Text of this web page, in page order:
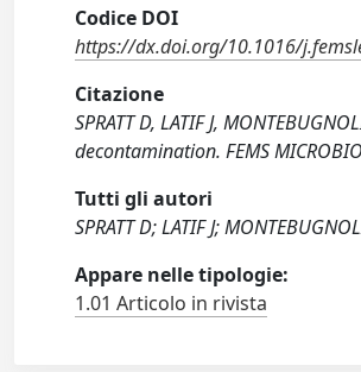
Codice DOI
https://dx.doi.org/10.1016/
Citazione
SPRATT D, LATIF J,
decontamination. FEMS
Tutti gli autori
SPRATT D; LATIF J;
Appare nelle tipologie:
1.01 Articolo in rivista